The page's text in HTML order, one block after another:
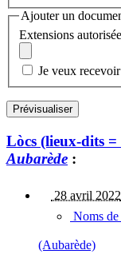
Ajouter un
Extensions
Je veux
Lòcs (lieux-dits =
Aubarède :
28 avril 2022
Noms
(Aubarède)